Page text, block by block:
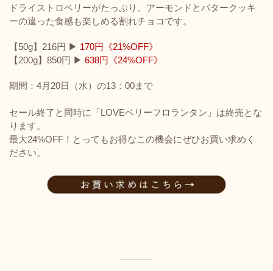
ドライストロベリーがたっぷり。アーモンドとバタークッキ
ーの違った食感も楽しめる割れチョコです。
【50g】216円 ▶︎ 170円《21%OFF》
【200g】850円 ▶︎ 638円《24%OFF》
期間：4月20日（水）の13：00まで
セール終了と同時に「LOVEベリーフロランタン」は終売とな
ります。
最大24%OFF！とってもお得なこの機会にぜひお買い求めく
ださい。